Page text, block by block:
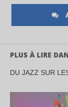
PLUS À LIRE
DU JAZZ SUR